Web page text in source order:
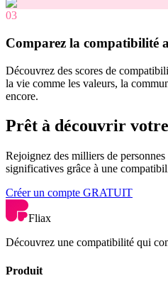
03
Comparez la compatibilité
Découvrez des scores de
la vie comme les valeurs, la
encore.
Prêt à découvrir
Rejoignez des milliers de
significatives grâce à une
Créer un compte GRATUIT
Fliax
Découvrez une compatibilité qui
Produit